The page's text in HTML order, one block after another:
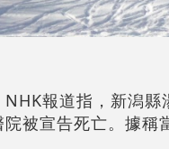
NHK報道指，新潟
被宣告死亡。據稱